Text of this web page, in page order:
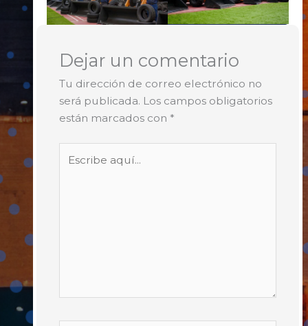
Dejar un comentario
Tu dirección de correo electrónico no
será publicada. Los campos obligatorios
están marcados con *
aquí...